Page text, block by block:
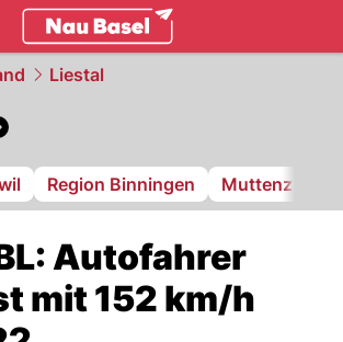
Liestal
Region Binningen Muttenz
Autofahrer
mit 152 km/h